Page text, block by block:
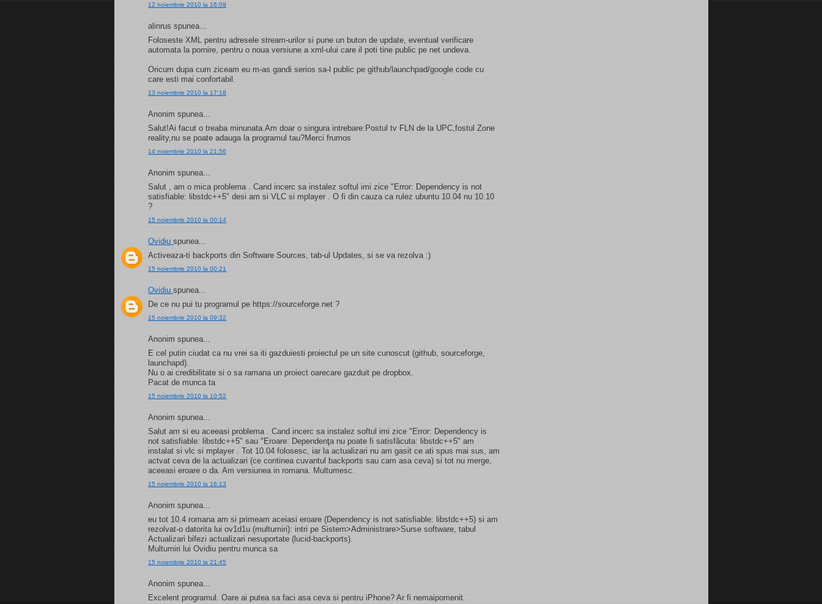
12 noiembrie 2010 la 16:09
alinrus spunea...
Foloseste XML pentru adresele stream-urilor si pune un buton de update, eventual verificare
automata la pornire, pentru o noua versiune a xml-ului care il poti tine public pe net undeva.
Oricum dupa cum ziceam eu m-as gandi serios sa-l public pe github/launchpad/google code cu
care esti mai confortabil.
13 noiembrie 2010 la 17:18
Anonim spunea...
Salut!Ai facut o treaba minunata.Am doar o singura intrebare:Postul tv FLN de la UPC,fostul Zone
reality,nu se poate adauga la programul tau?Merci frumos
14 noiembrie 2010 la 21:56
Anonim spunea...
Salut , am o mica problema . Cand incerc sa instalez softul imi zice "Error: Dependency is not
satisfiable: libstdc++5" desi am si VLC si mplayer . O fi din cauza ca rulez ubuntu 10.04 nu 10.10
?
15 noiembrie 2010 la 00:14
Ovidiuspunea...
Activeaza-ti backports din Software Sources, tab-ul Updates, si se va rezolva :)
15 noiembrie 2010 la 00:21
Ovidiuspunea...
De ce nu pui tu programul pe https://sourceforge.net ?
15 noiembrie 2010 la 09:32
Anonim spunea...
E cel putin ciudat ca nu vrei sa iti gazduiesti proiectul pe un site cunoscut (github, sourceforge,
launchapd).
Nu o ai credibilitate si o sa ramana un proiect oarecare gazduit pe dropbox.
Pacat de munca ta
15 noiembrie 2010 la 10:52
Anonim spunea...
Salut am si eu aceeasi problema . Cand incerc sa instalez softul imi zice "Error: Dependency is
not satisfiable: libstdc++5" sau "Eroare: Dependenţa nu poate fi satisfăcuta: libstdc++5" am
instalat si vlc si mplayer . Tot 10.04 folosesc, iar la actualizari nu am gasit ce ati spus mai sus, am
actvat ceva de la actualizari (ce continea cuvantul backports sau cam asa ceva) si tot nu merge,
aceeasi eroare o da. Am versiunea in romana. Multumesc.
15 noiembrie 2010 la 16:13
Anonim spunea...
eu tot 10.4 romana am si primeam aceiasi eroare (Dependency is not satisfiable: libstdc++5) si am
rezolvat-o datorita lui ov1d1u (multumiri): intri pe Sistem>Administrare>Surse software, tabul
Actualizari bifezi actualizari nesuportate (lucid-backports).
Multumiri lui Ovidiu pentru munca sa
15 noiembrie 2010 la 21:45
Anonim spunea...
Excelent programul. Oare ai putea sa faci asa ceva si pentru iPhone? Ar fi nemaipomenit.